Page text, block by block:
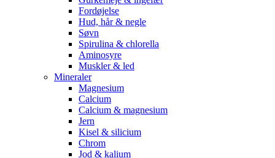
Fordøjelse
Hud, hår & negle
Søvn
Spirulina & chlorella
Aminosyre
Muskler & led
Mineraler
Magnesium
Calcium
Calcium & magnesium
Jern
Kisel & silicium
Chrom
Jod & kalium